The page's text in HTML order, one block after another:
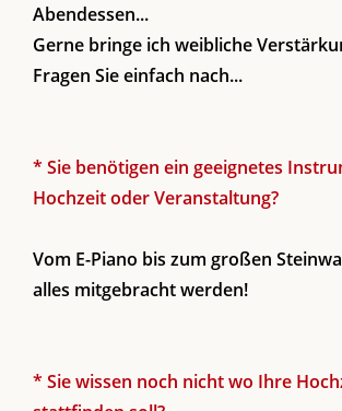
Abendessen...
Gerne bringe ich weibliche
Fragen Sie einfach nach...
* Sie benötigen ein geeignetes
Hochzeit oder Veranstaltung?
Vom E-Piano bis zum großen
alles mitgebracht werden!
* Sie wissen noch nicht wo Ihre